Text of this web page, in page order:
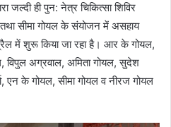
जल्दी ही पुन: नेत्र चिकित्सा शिविर
सीमा गोयल के संयोजन में असहाय
में शुरू किया जा रहा है। आर के गोयल,
विपुल अग्रवाल, अमिता गोयल, सुदेश
एन के गोयल, सीमा गोयल व नीरज गोयल